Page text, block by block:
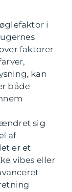
i
faktorer
kan
både
sig
af
er et
vibes eller